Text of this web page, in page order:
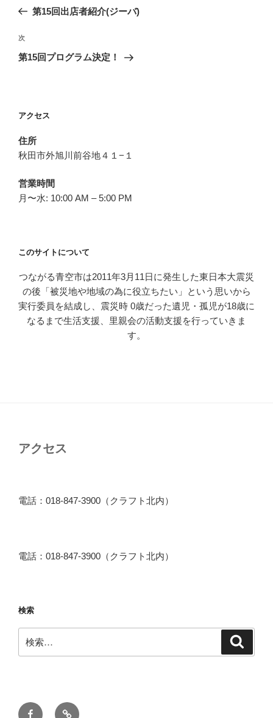
ビ
ゲ
ン
の
稿
第15回出店者紹介(ジーバ)
次
の
次
第15回プログラム決定！
アクセス
住所
秋田市外旭川前谷地４１−１
営業時間
月〜水: 10:00 AM – 5:00 PM
このサイトについて
つながる青空市は2011年3月11日に発生した東日本大震災
の後「被災地や地域の為に役立ちたい」という思いから
実行委員を結成し、震災時 0歳だった遺児・孤児が18歳に
なるまで生活支援、里親会の活動支援を行っていきま
す。
アクセス
電話：018-847-3900（クラフト北内）
電話：018-847-3900（クラフト北内）
検索
索:
Facebook
メ